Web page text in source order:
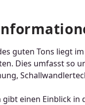
guten Tons liegt
Dies umfasst so
gibt einen Einblick